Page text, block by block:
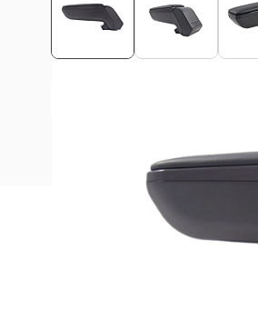
Beschrijving
Deze Armster S armsteun is